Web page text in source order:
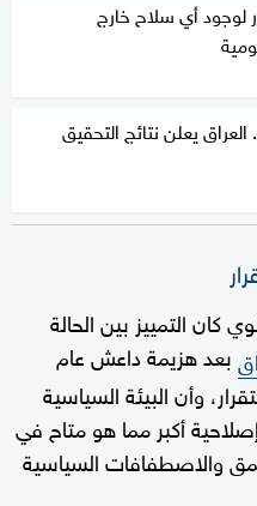
لوجود أي سلاح خارج
يعلن نتائج التحقيق
كان التمييز بين الحالة
بعد هزيمة داعش عام
وأن البيئة السياسية
أكبر مما هو متاح في
والاصطفافات السياسية